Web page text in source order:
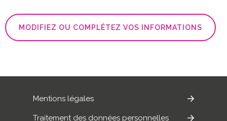
MODIFIEZ OU COMPLÉTEZ VOS INFORMATIONS
Mentions légales
Traitement des données personnelles